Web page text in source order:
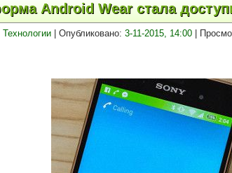
Android Wear стала
Технологии| Опубликовано: 3-11-2015, 14:00|